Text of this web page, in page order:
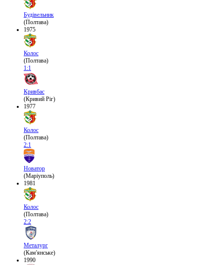
Будівельник
(Полтава)
1975
Колос
(Полтава)
1:1
Кривбас
(Кривий Ріг)
1977
Колос
(Полтава)
2:1
Новатор
(Маріуполь)
1981
Колос
(Полтава)
2:2
Металург
(Кам'янське)
1990